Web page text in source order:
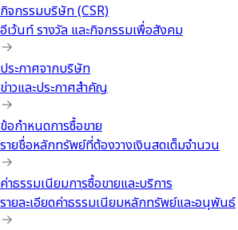
กิจกรรมบริษัท (CSR)
อีเว้นท์ รางวัล และกิจกรรมเพื่อสังคม
ประกาศจากบริษัท
ข่าวและประกาศสำคัญ
ข้อกำหนดการซื้อขาย
รายชื่อหลักทรัพย์ที่ต้องวางเงินสดเต็มจำนวน
ค่าธรรมเนียมการซื้อขายและบริการ
รายละเอียดค่าธรรมเนียมหลักทรัพย์และอนุพันธ์